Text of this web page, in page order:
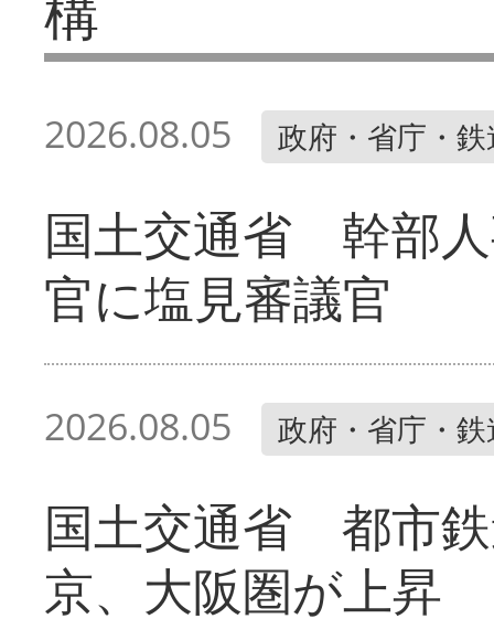
2026.08.05 政府・省庁・
国土交通省 幹部
官に塩見審議官
2026.08.05 政府・省庁・
国土交通省 都市
京、大阪圏が上昇